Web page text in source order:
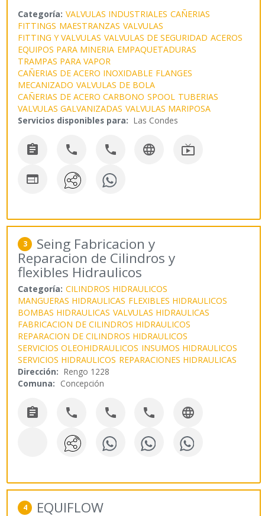
Categoría: VALVULAS INDUSTRIALES CAÑERIAS
FITTINGS MAESTRANZAS VALVULAS
FITTING Y VALVULAS VALVULAS DE SEGURIDAD ACEROS
EQUIPOS PARA MINERIA EMPAQUETADURAS
TRAMPAS PARA VAPOR
CAÑERIAS DE ACERO INOXIDABLE FLANGES
MECANIZADO VALVULAS DE BOLA
CAÑERIAS DE ACERO CARBONO SPOOL TUBERIAS
VALVULAS GALVANIZADAS VALVULAS MARIPOSA
Servicios disponibles para: Las Condes
    

3 Seing Fabricacion y
Reparacion de Cilindros y
flexibles Hidraulicos
Categoría: CILINDROS HIDRAULICOS
MANGUERAS HIDRAULICAS FLEXIBLES HIDRAULICOS
BOMBAS HIDRAULICAS VALVULAS HIDRAULICAS
FABRICACION DE CILINDROS HIDRAULICOS
REPARACION DE CILINDROS HIDRAULICOS
SERVICIOS OLEOHIDRAULICOS INSUMOS HIDRAULICOS
SERVICIOS HIDRAULICOS REPARACIONES HIDRAULICAS
Dirección: Rengo 1228
Comuna: Concepción
    
4 EQUIFLOW